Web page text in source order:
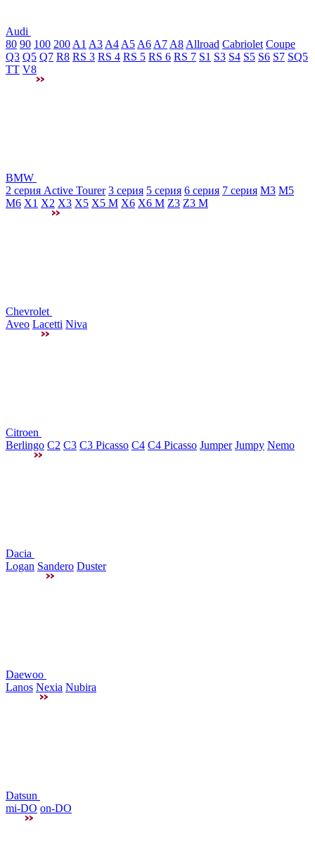
Audi
80 90 100 200 A1 A3 A4 A5 A6 A7 A8 Allroad Cabriolet Coupe
Q3 Q5 Q7 R8 RS 3 RS 4 RS 5 RS 6 RS 7 S1 S3 S4 S5 S6 S7 SQ5
TT V8
BMW
2 серия Active Tourer 3 серия 5 серия 6 серия 7 серия M3 М5
M6 X1 X2 X3 X5 X5 M X6 X6 M Z3 Z3 M
Chevrolet
Aveo Lacetti Niva
Citroen
Berlingo C2 C3 C3 Picasso C4 C4 Picasso Jumper Jumpy Nemo
Dacia
Logan Sandero Duster
Daewoo
Lanos Nexia Nubira
Datsun
mi-DO on-DO